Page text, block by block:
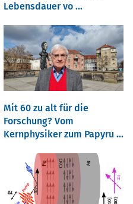
Lebensdauer vo ...
Mit 60 zu alt für die
Forschung? Vom
Kernphysiker zum Papyru ...